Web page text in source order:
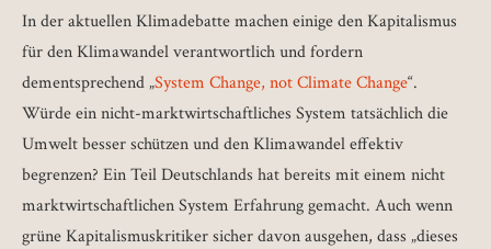
In der aktuellen Klimadebatte machen einige den Kapitalismus
für den Klimawandel verantwortlich und fordern
dementsprechend „System Change, not Climate Change“.
Würde ein nicht-marktwirtschaftliches System tatsächlich die
Umwelt besser schützen und den Klimawandel effektiv
begrenzen? Ein Teil Deutschlands hat bereits mit einem nicht
marktwirtschaftlichen System Erfahrung gemacht. Auch wenn
grüne Kapitalismuskritiker sicher davon ausgehen, dass „dieses